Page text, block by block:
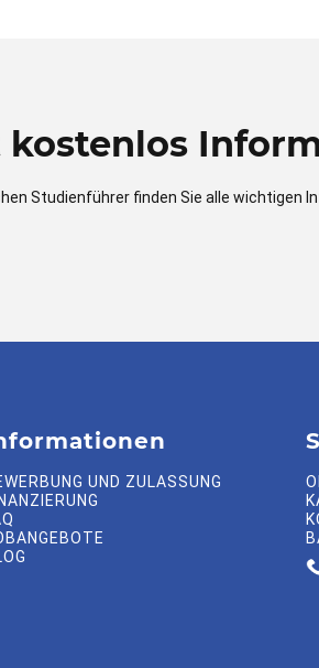
kostenlos
Studienführer finden Sie alle wichtigen
UND ZULASSUNG